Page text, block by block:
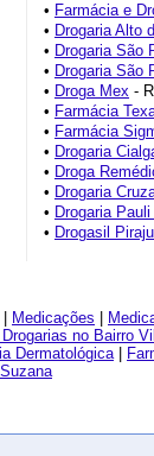
• Farmácia e
• Drogaria Alto
• Drogaria São
• Drogaria São
• Droga Mex -
• Farmácia
• Farmácia
• Drogaria
• Droga
• Drogaria
• Drogaria
• Drogasil
Medicações
no Bairro
Dermatológica|